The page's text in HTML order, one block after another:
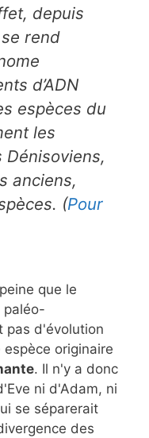
depuis
rend
d’ADN
espèces du
les
anciens,
(Pour
que le
paléo-
pas d'évolution
originaire
. Il n'y a donc
ni d'Adam, ni
se séparerait
des